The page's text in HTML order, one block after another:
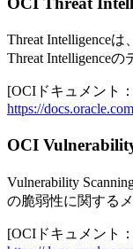
Threat Intelligence
Threat Intelligence
[OCIドキュメント
https://
OCI
Vulnerability
の脆弱性に関する
[OCIドキュメント